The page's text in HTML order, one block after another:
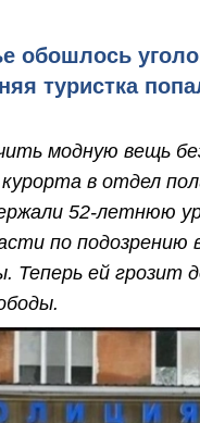
обошлось
туристка
модную вещь
в отдел
52-летнюю
по подозрению
Теперь ей грозит